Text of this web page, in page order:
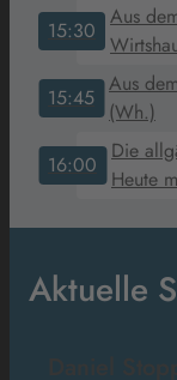
15:30
Aus
15:45
Aus
(Wh.)
16:00
Die
Heute
Aktuelle